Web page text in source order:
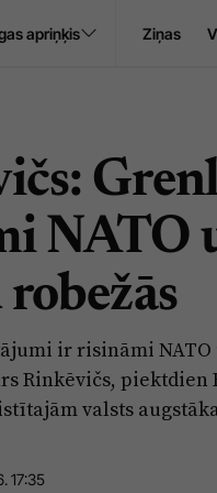
apriņķis Ziņas
NATO
ir risināmi
Rinkēvičs,
valsts
17:35